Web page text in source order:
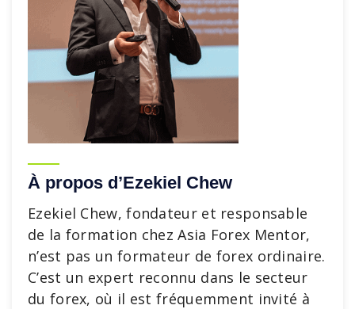
À propos d’Ezekiel Chew
Ezekiel Chew, fondateur et responsable
de la formation chez Asia Forex Mentor,
n’est pas un formateur de forex ordinaire.
C’est un expert reconnu dans le secteur
du forex, où il est fréquemment invité à